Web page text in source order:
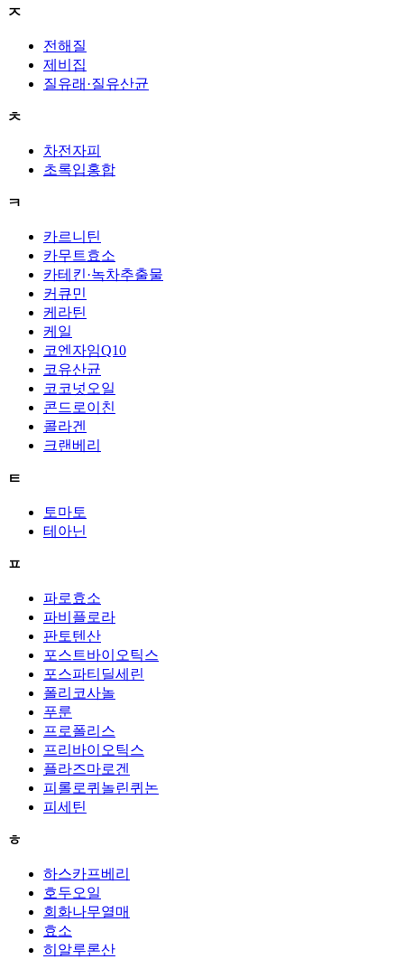
ㅈ
전해질
제비집
질유래·질유산균
ㅊ
차전자피
초록입홍합
ㅋ
카르니틴
카무트효소
카테킨·녹차추출물
커큐민
케라틴
케일
코엔자임Q10
코유산균
코코넛오일
콘드로이친
콜라겐
크랜베리
ㅌ
토마토
테아닌
ㅍ
파로효소
파비플로라
판토텐산
포스트바이오틱스
포스파티딜세린
폴리코사놀
푸룬
프로폴리스
프리바이오틱스
플라즈마로겐
피롤로퀴놀린퀴논
피세틴
ㅎ
하스카프베리
호두오일
회화나무열매
효소
히알루론산